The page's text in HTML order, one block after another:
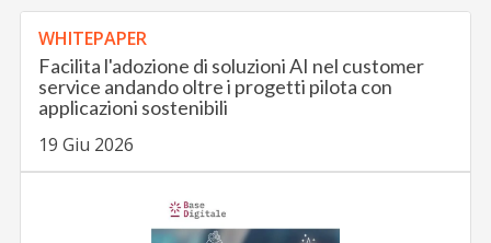
WHITEPAPER
Facilita l'adozione di soluzioni AI nel customer
service andando oltre i progetti pilota con
applicazioni sostenibili
19 Giu 2026